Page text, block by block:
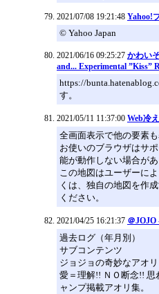
2021/07/08 19:21:48 Yahoo!
© Yahoo Japan
2021/06/16 09:25:27 かわい
and... Experimental ”Kiss”
https://
す。
2021/05/11 11:37:00 Web冷
全画面表示で他の要素
お使いのブラウザはサ
能が動作しない場合が
この地図はユーザーに
くは、独自の地図を作
ください。
2021/04/25 16:21:37 ＠JOJO
過去ログ（年月別）
サブコンテンツ
ジョジョの奇妙なアオリ
愛＝理解!! ＮＯ断念!! 思
ャンプ掲載アオリ集。